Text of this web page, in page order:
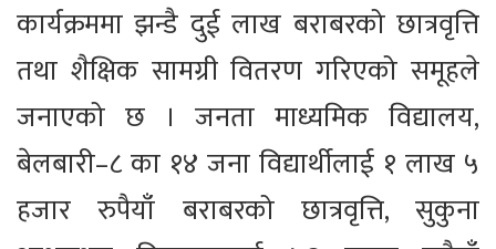
कार्यक्रममा झन्डै दुई लाख बराबरको छात्रवृत्ति
तथा शैक्षिक सामग्री वितरण गरिएको समूहले
जनाएको छ । जनता माध्यमिक विद्यालय,
बेलबारी–८ का १४ जना विद्यार्थीलाई १ लाख ५
हजार रुपैयाँ बराबरको छात्रवृत्ति, सुकुना